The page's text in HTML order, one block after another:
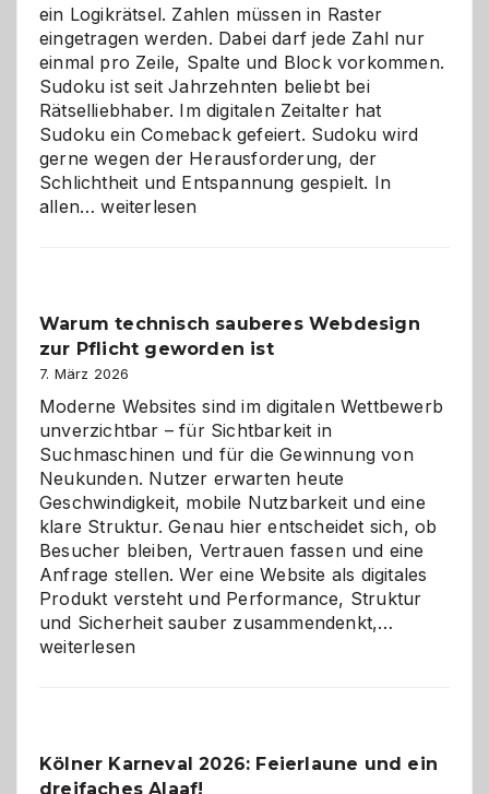
ein Logikrätsel. Zahlen müssen in Raster
eingetragen werden. Dabei darf jede Zahl nur
einmal pro Zeile, Spalte und Block vorkommen.
Sudoku ist seit Jahrzehnten beliebt bei
Rätselliebhaber. Im digitalen Zeitalter hat
Sudoku ein Comeback gefeiert. Sudoku wird
gerne wegen der Herausforderung, der
Schlichtheit und Entspannung gespielt. In
allen…Sudoku
den
Logikrätseln
weiterlesen
Warum technisch sauberes Webdesign
zur Pflicht geworden ist
7. März 2026
Moderne Websites sind im digitalen Wettbewerb
unverzichtbar – für Sichtbarkeit in
Suchmaschinen und für die Gewinnung von
Neukunden. Nutzer erwarten heute
Geschwindigkeit, mobile Nutzbarkeit und eine
klare Struktur. Genau hier entscheidet sich, ob
Besucher bleiben, Vertrauen fassen und eine
Anfrage stellen. Wer eine Website als digitales
Produkt versteht und Performance, Struktur
und Sicherheit sauber zusammendenkt,…
geworden
weiterlesen
Kölner Karneval 2026: Feierlaune und ein
dreifaches Alaaf!